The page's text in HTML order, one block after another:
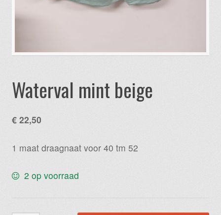
Waterval mint beige
€ 22,50
1 maat draagnaat voor 40 tm 52
2 op voorraad